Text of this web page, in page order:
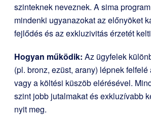
szinteknek neveznek. A sima
mindenki ugyanazokat az előnyöket
fejlődés és az exkluzivitás érzetét
Hogyan működik: Az ügyfelek
(pl. bronz, ezüst, arany) lépnek
vagy a költési küszöb elérésével.
szint jobb jutalmakat és exkluzívabb
nyit meg.